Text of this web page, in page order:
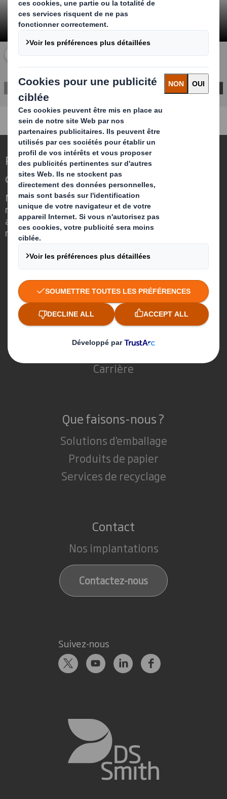
Cliquez pour agrandir la vidéo
Repenser l’emballage pour un monde qui
change
Nous faisons la différence parce que
nous avons su voir en quoi l'emballage
avait un rôle important à jouer dans le
monde qui nous entoure.
Qui sommes-nous ?
A propos
Investisseurs
Actualité
Carrière
Que faisons-nous ?
Solutions d'emballage
Produits de papier
Services de recyclage
Contact
Nos implantations
Contactez-nous
Suivez-nous